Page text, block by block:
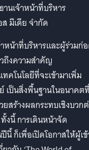
นเจ้าหน้าที่บริหาร
มีเดีย จำกัด
หน้าที่บริหารและผู้ร่วมก่
ถึงความสำคัญ
คโนโลยีที่จะเข้ามาเพิ่ม
เป็นสิ่งพื้นฐานในอนาคต
ยสร้างผลกระทบเชิงบวก
งนี้ การเดินหน้าจัด
นี้ ก็เพื่อเปิดโอกาสให้ผู้เ